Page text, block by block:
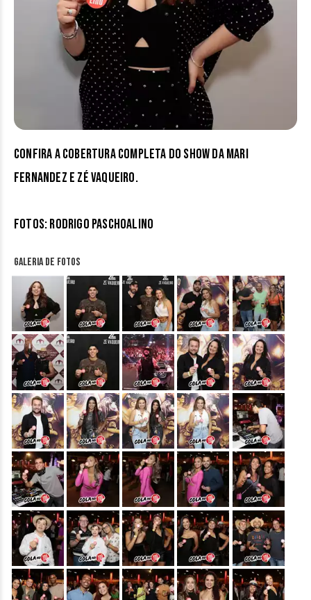
Confira a cobertura completa do show da Mari
Fernandez e Zé Vaqueiro.
Fotos: Rodrigo Paschoalino
Galeria de fotos
&nbsp; &nbsp; &nbsp; &nbsp; &nbsp;
&nbsp; &nbsp; &nbsp; &nbsp; &nbsp;
&nbsp; &nbsp; &nbsp; &nbsp; &nbsp;
&nbsp; &nbsp; &nbsp; &nbsp; &nbsp;
&nbsp; &nbsp; &nbsp; &nbsp; &nbsp;
&nbsp; &nbsp; &nbsp; &nbsp; &nbsp;